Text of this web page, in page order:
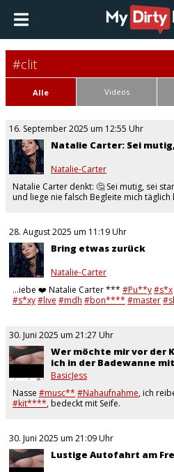
#clit
Alle Videos
16. September 2025 um 12:55 Uhr
Natalie Carter: Sei
Natalie-Carter
Natalie Carter denkt: 🤔 Sei mutig, sei
und liege nie falsch Begleite mich
28. August 2025 um 11:19 Uhr
Bring etwas zurück
Natalie-Carter
…iebe ❤️ Natalie Carter *** #Pu**y#s*x
#s*xy#live #mdh #bon**** #master
30. Juni 2025 um 21:27 Uhr
Wer möchte mir vor der
ich in der Badewanne
BasicJess
Nasse #musc** #Nahaufnahme, ich
#kit****, bedeckt mit Seife.
30. Juni 2025 um 21:09 Uhr
Lustige Autofahrt am